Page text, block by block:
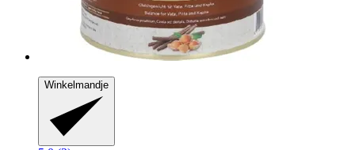
Winkelmandje